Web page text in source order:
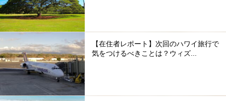
【在住者レポート】次回のハワイ旅行で
気をつけるべきことは？ウィズ...